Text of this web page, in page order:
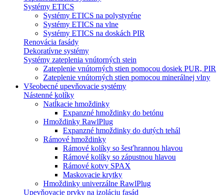
Systémy ETICS
Systémy ETICS na polystyréne
Systémy ETICS na vlne
Systémy ETICS na doskách PIR
Renovácia fasády
Dekoratívne systémy
Systémy zateplenia vnútorných stein
Zateplenie vnútorných stien pomocou dosiek PUR, PIR
Zateplenie vnútorných stien pomocou minerálnej vlny
Všeobecné upevňovacie systémy
Nástenné kolíky
Natĺkacie hmoždinky
Expanzné hmoždinky do betónu
Hmoždinky RawlPlug
Expanzné hmoždinky do dutých tehál
Rámové hmoždinky
Rámové kolíky so šesťhrannou hlavou
Rámové kolíky so zápustnou hlavou
Rámové kotvy SPAX
Maskovacie krytky
Hmoždinky univerzálne RawlPlug
Upevňovacie prvky na izoláciu fasád